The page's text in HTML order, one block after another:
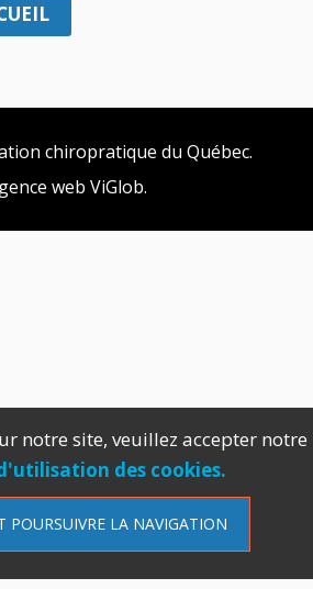
chiropratique du Québec.
web ViGlob.
notre site, veuillez accepter notre
des cookies.
POURSUIVRE LA NAVIGATION